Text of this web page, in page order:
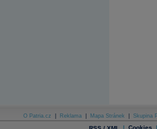
O Patria.cz Reklama Mapa Stránek Skupina
| Cookies |